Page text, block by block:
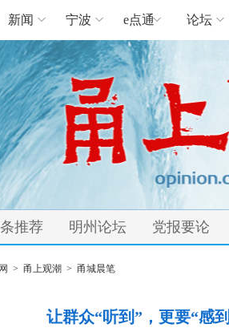
新闻 宁波 e点通 论坛
推荐 明州论坛 党报要论
> 甬上观潮 > 甬城晨笔
让群众“听到”，更要“感